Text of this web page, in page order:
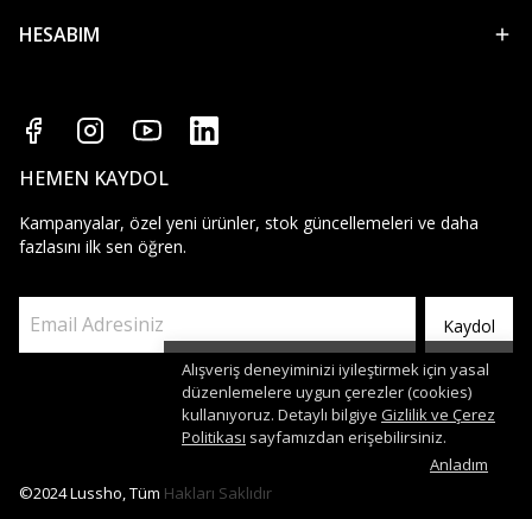
Alışveriş deneyiminizi iyileştirmek için yasal
düzenlemelere uygun çerezler (cookies)
kullanıyoruz. Detaylı bilgiye Gizlilik ve Çerez
Politikası sayfamızdan erişebilirsiniz.
Anladım
HESABIM
HEMEN KAYDOL
Kampanyalar, özel yeni ürünler, stok güncellemeleri ve daha
fazlasını ilk sen öğren.
Kaydol
©2024 Lussho, Tüm Hakları Saklıdır